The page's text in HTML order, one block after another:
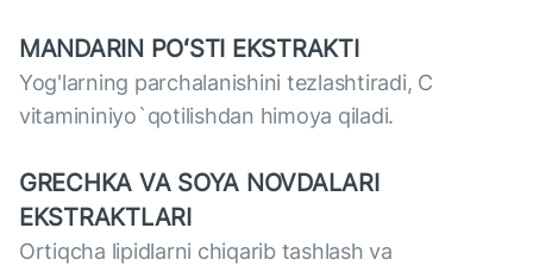
MANDARIN POʻSTI EKSTRAKTI
Yog'larning parchalanishini tezlashtiradi, C
vitamininiyo`qotilishdan himoya qiladi.
GRECHKA VA SOYA NOVDALARI
EKSTRAKTLARI
Ortiqcha lipidlarni chiqarib tashlash va